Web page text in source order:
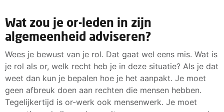
Wat zou je or-leden in zijn
algemeenheid adviseren?
Wees je bewust van je rol. Dat gaat wel eens mis. Wat is
je rol als or, welk recht heb je in deze situatie? Als je dat
weet dan kun je bepalen hoe je het aanpakt. Je moet
geen afbreuk doen aan rechten die mensen hebben.
Tegelijkertijd is or-werk ook mensenwerk. Je moet